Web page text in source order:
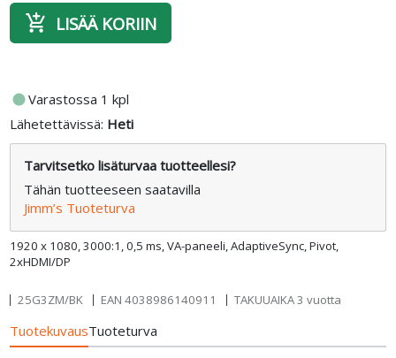
1920 x 1080, 3000:1, 0,5 ms, VA-paneeli, AdaptiveSync, Pivot,
2xHDMI/DP
add_shopping_cart LISÄÄ KORIIN
fiber_manual_recordVarastossa 1 kpl
Lähetettävissä: Heti
Tarvitsetko lisäturvaa tuotteellesi?
Tähän tuotteeseen saatavilla
Jimm’s Tuoteturva
25G3ZM/BK EAN 4038986140911 TAKUUAIKA 3 vuotta
TuotekuvausTuoteturva